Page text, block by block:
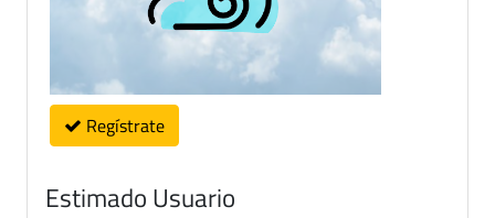
Regístrate
Estimado Usuario